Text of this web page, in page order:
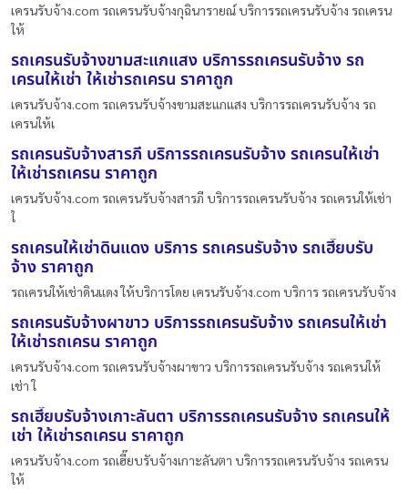
เครนรับจ้าง.com รถเครนรับจ้างกุฉินารายณ์ บริการรถเครนรับจ้าง รถเครน
ให้
รถเครนรับจ้างขามสะแกแสง บริการรถเครนรับจ้าง รถ
เครนให้เช่า ให้เช่ารถเครน ราคาถูก
เครนรับจ้าง.com รถเครนรับจ้างขามสะแกแสง บริการรถเครนรับจ้าง รถ
เครนให้เ
รถเครนรับจ้างสารภี บริการรถเครนรับจ้าง รถเครนให้เช่า
ให้เช่ารถเครน ราคาถูก
เครนรับจ้าง.com รถเครนรับจ้างสารภี บริการรถเครนรับจ้าง รถเครนให้เช่า
ใ
รถเครนให้เช่าดินแดง บริการ รถเครนรับจ้าง รถเฮี๊ยบรับ
จ้าง ราคาถูก
รถเครนให้เช่าดินแดง ให้บริการโดย เครนรับจ้าง.com บริการ รถเครนรับจ้าง
รถเครนรับจ้างผาขาว บริการรถเครนรับจ้าง รถเครนให้เช่า
ให้เช่ารถเครน ราคาถูก
เครนรับจ้าง.com รถเครนรับจ้างผาขาว บริการรถเครนรับจ้าง รถเครนให้
เช่า ใ
รถเฮี๊ยบรับจ้างเกาะลันตา บริการรถเครนรับจ้าง รถเครนให้
เช่า ให้เช่ารถเครน ราคาถูก
เครนรับจ้าง.com รถเฮี๊ยบรับจ้างเกาะลันตา บริการรถเครนรับจ้าง รถเครน
ให้